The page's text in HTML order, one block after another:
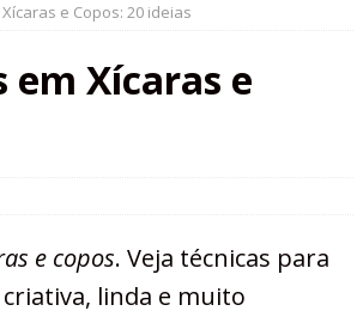
e Copos: 20 ideias
Xícaras e
e copos. Veja técnicas para
linda e muito